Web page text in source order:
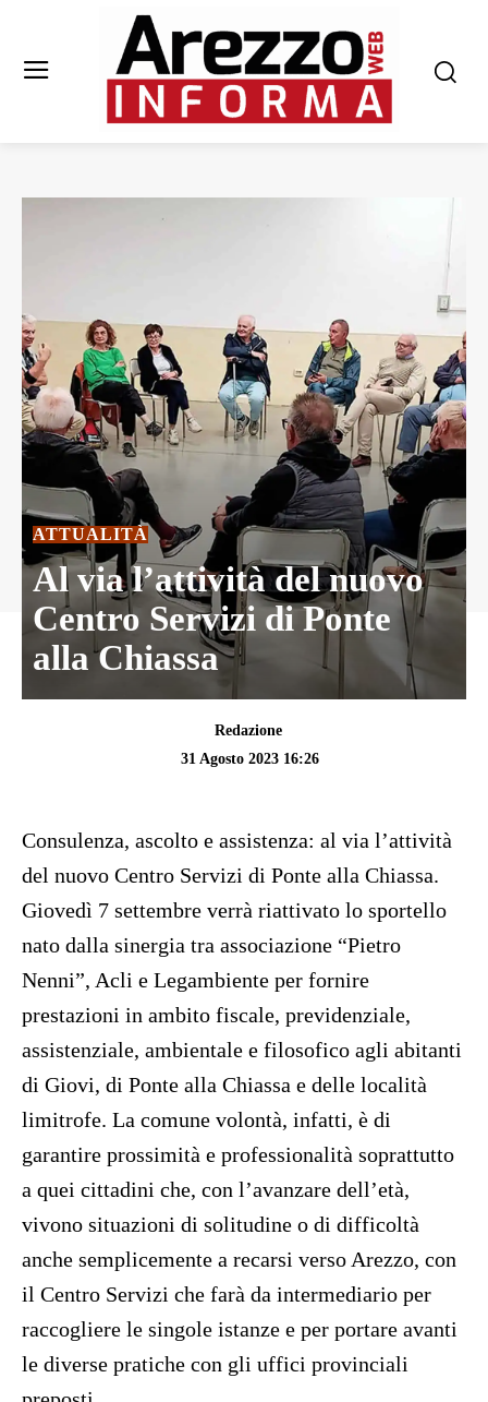
ATTUALITÀ
Al via l’attività del nuovo
Centro Servizi di Ponte
alla Chiassa
Redazione
31 Agosto 2023 16:26
Consulenza, ascolto e assistenza: al via l’attività
del nuovo Centro Servizi di Ponte alla Chiassa.
Giovedì 7 settembre verrà riattivato lo sportello
nato dalla sinergia tra associazione “Pietro
Nenni”, Acli e Legambiente per fornire
prestazioni in ambito fiscale, previdenziale,
assistenziale, ambientale e filosofico agli abitanti
di Giovi, di Ponte alla Chiassa e delle località
limitrofe. La comune volontà, infatti, è di
garantire prossimità e professionalità soprattutto
a quei cittadini che, con l’avanzare dell’età,
vivono situazioni di solitudine o di difficoltà
anche semplicemente a recarsi verso Arezzo, con
il Centro Servizi che farà da intermediario per
raccogliere le singole istanze e per portare avanti
le diverse pratiche con gli uffici provinciali